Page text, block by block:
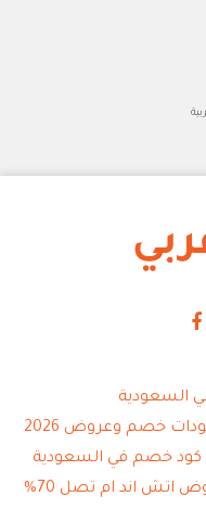
السعودية
خصم وعروض 2026
اند ام تصل 70%